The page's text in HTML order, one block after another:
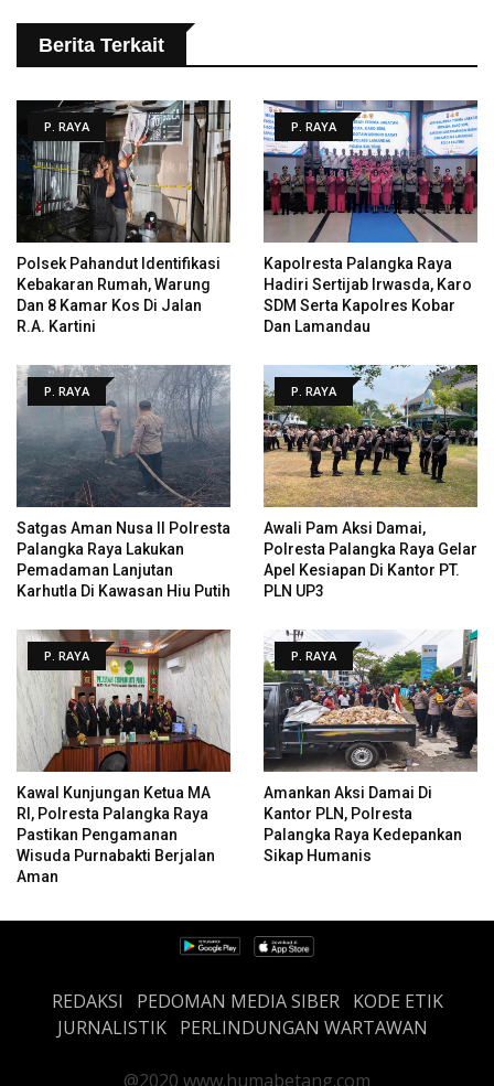
Berita Terkait
P. RAYA
Polsek Pahandut Identifikasi
Kebakaran Rumah, Warung
Dan 8 Kamar Kos Di Jalan
R.A. Kartini
P. RAYA
Kapolresta Palangka Raya
Hadiri Sertijab Irwasda, Karo
SDM Serta Kapolres Kobar
Dan Lamandau
P. RAYA
Satgas Aman Nusa II Polresta
Palangka Raya Lakukan
Pemadaman Lanjutan
Karhutla Di Kawasan Hiu Putih
P. RAYA
Awali Pam Aksi Damai,
Polresta Palangka Raya Gelar
Apel Kesiapan Di Kantor PT.
PLN UP3
P. RAYA
Kawal Kunjungan Ketua MA
RI, Polresta Palangka Raya
Pastikan Pengamanan
Wisuda Purnabakti Berjalan
Aman
P. RAYA
Amankan Aksi Damai Di
Kantor PLN, Polresta
Palangka Raya Kedepankan
Sikap Humanis
REDAKSI PEDOMAN MEDIA SIBER
KODE ETIK
JURNALISTIK PERLINDUNGAN WARTAWAN
@2020 www.humabetang.com